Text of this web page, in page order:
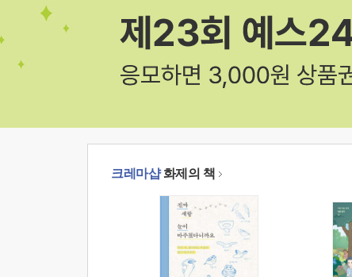
크레마샵화제의 책